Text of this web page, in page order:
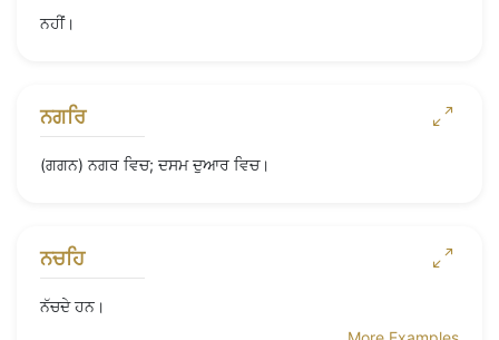
ਨਹੀਂ।
ਨਗਰਿ
(ਗਗਨ) ਨਗਰ ਵਿਚ; ਦਸਮ ਦੁਆਰ ਵਿਚ।
ਨਚਹਿ
ਨੱਚਦੇ ਹਨ।